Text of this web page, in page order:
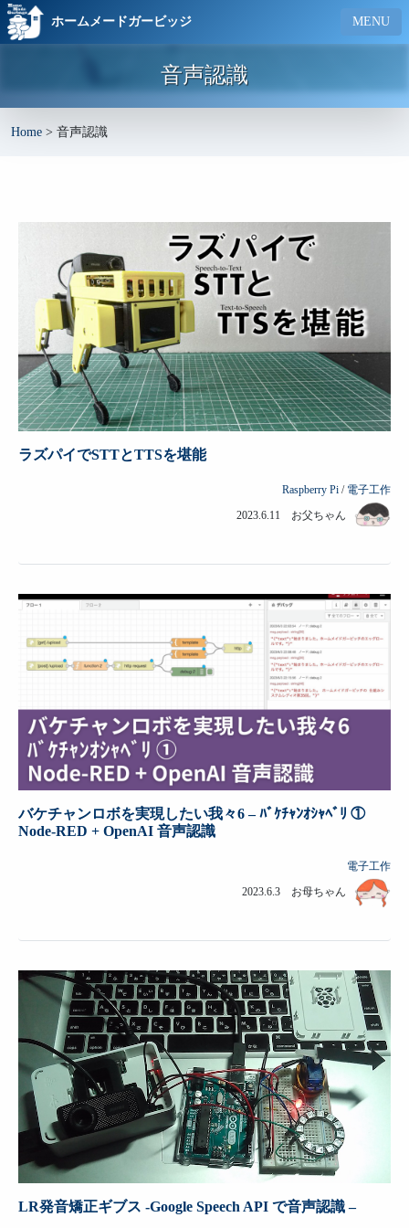
ホームメードガービッジ MENU
音声認識
Home > 音声認識
ラズパイでSTTとTTSを堪能
Raspberry Pi / 電子工作
2023.6.11 お父ちゃん
バケチャンロボを実現したい我々6 – ﾊﾞｹﾁｬﾝｵｼｬﾍﾞﾘ ①
Node-RED + OpenAI 音声認識
電子工作
2023.6.3 お母ちゃん
LR発音矯正ギブス -Google Speech API で音声認識 –